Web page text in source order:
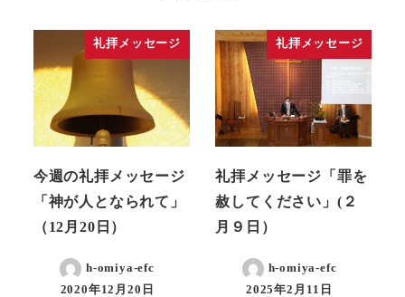
礼拝メッセージ
今週の礼拝メッセージ
「神が人となられて」
（12月20日）
h-omiya-efc
2020年12月20日
礼拝メッセージ
礼拝メッセージ「罪を
赦してください」(２
月９日）
h-omiya-efc
2025年2月11日